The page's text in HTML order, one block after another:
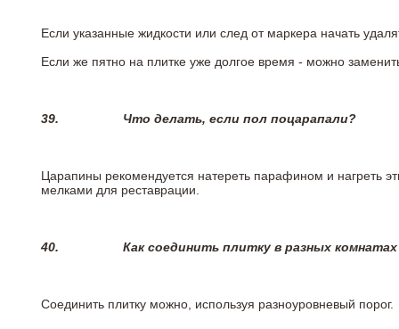
Если указанные жидкости или след от маркера начать
Если же пятно на плитке уже долгое время - можно
39. Что делать, если пол поцарапали?
Царапины рекомендуется натереть парафином и нагреть
мелками для реставрации.
40. Как соединить плитку в разных
Соединить плитку можно, используя разноуровневый порог.